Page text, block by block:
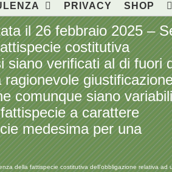
PRIVACY SHOP
il 26 febbraio 2025 –
costitutiva
siano verificati al di fuori
comunque siano
a carattere
medesima per una
della fattispecie costitutiva dell’obbligazione relativa ad